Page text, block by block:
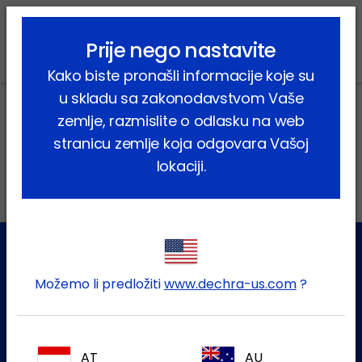
lock_outline search menu
Lokalne adrese
Služba za korisnike
Za više informacija molim kontaktirajte našu Službu za
Prije nego nastavite
Kako biste pronašli informacije koje su
u skladu sa zakonodavstvom Vaše
zemlje, razmislite o odlasku na web
stranicu zemlje koja odgovara Vašoj
lokaciji.
Možemo li predložitiwww.dechra-us.com?
AT AU